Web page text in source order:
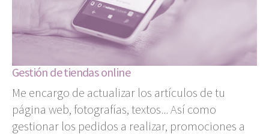
Gestión de tiendas online
Me encargo de actualizar los artículos de tu
página web, fotografías, textos... Así como
gestionar los pedidos a realizar, promociones a